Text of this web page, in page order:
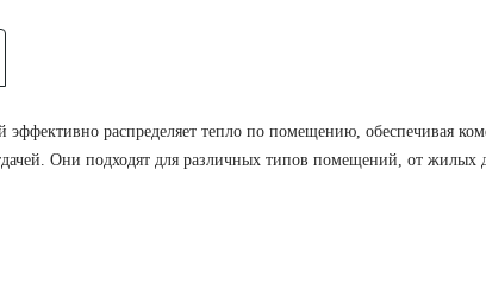
распределяет тепло по помещению, обеспечивая
Они подходят для различных типов помещений, от